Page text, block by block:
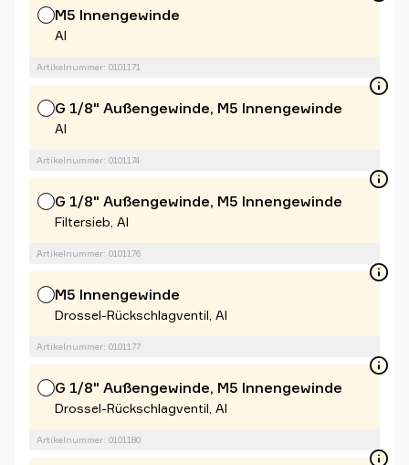
M5 Innengewinde
Al
Artikelnummer: 0101171
G 1/8" Außengewinde, M5 Innengewinde
Al
Artikelnummer: 0101174
G 1/8" Außengewinde, M5 Innengewinde
Filtersieb, Al
Artikelnummer: 0101176
M5 Innengewinde
Drossel-Rückschlagventil, Al
Artikelnummer: 0101177
G 1/8" Außengewinde, M5 Innengewinde
Drossel-Rückschlagventil, Al
Artikelnummer: 0101180